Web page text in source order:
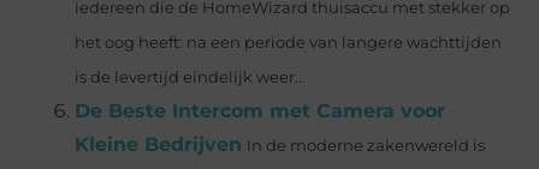
iedereen die de HomeWizard thuisaccu met stekker op
het oog heeft: na een periode van langere wachttijden
is de levertijd eindelijk weer...
De Beste Intercom met Camera voor
Kleine Bedrijven In de moderne zakenwereld is